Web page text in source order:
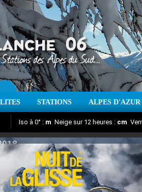
STATIONS ALPES D'AZUR
Iso à 0° : m Neige sur 12 heures : cm